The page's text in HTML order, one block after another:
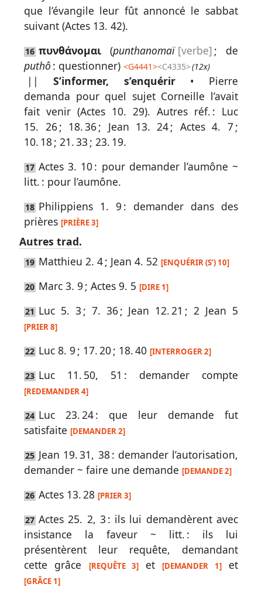
que l’évangile leur fût annoncé le sabbat
suivant (Actes 13. 42).
16 πυνθάνομαι (punthanomaï [verbe] ; de
puthô : questionner)<G4441><C4335>(12x)
||S’informer, s’enquérir• Pierre
demanda pour quel sujet Corneille l’avait
fait venir (Actes 10. 29). Autres réf. : Luc
15. 26; 18. 36; Jean 13. 24; Actes 4. 7;
10. 18;21. 33 ;23. 19.
17 Actes 3. 10: pour demander l’aumône ~
litt. : pour l’aumône.
18 Philippiens 1. 9: demander dans des
prières [PRIÈRE 3]
Autres trad.
19 Matthieu 2. 4; Jean 4. 52 [ENQUÉRIR (S’) 10]
20 Marc 3. 9;Actes 9. 5 [DIRE 1]
21 Luc 5. 3 ; 7. 36; Jean 12. 21 ;2 Jean 5
[PRIER 8]
22 Luc 8. 9; 17. 20; 18. 40 [INTERROGER 2]
23 Luc 11. 50, 51 : demander compte
[REDEMANDER 4]
24 Luc 23. 24: que leur demande fut
satisfaite [DEMANDER 2]
25 Jean 19. 31, 38: demander l’autorisation,
demander ~ faire une demande [DEMANDE 2]
26 Actes 13. 28 [PRIER 3]
27 Actes 25. 2, 3 : ils lui demandèrent avec
insistance la faveur ~ litt. : ils lui
présentèrent leur requête, demandant
cette grâce
[REQUÊTE 3]et [DEMANDER 1]et
[GRÂCE 1]